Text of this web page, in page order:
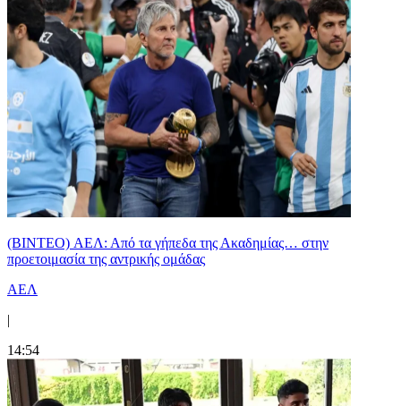
(BINTEO) ΑΕΛ: Από τα γήπεδα της Ακαδημίας… στην
προετοιμασία της αντρικής ομάδας
ΑΕΛ
|
14:54